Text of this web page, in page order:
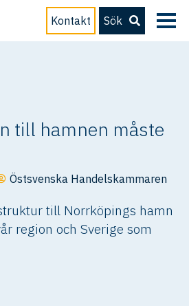
Kontakt Sök
till hamnen måste
Östsvenska Handelskammaren
till Norrköpings hamn
region och Sverige som